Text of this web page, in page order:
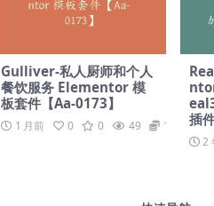
Gulliver-私人厨师和个人
餐饮服务 Elementor 模
板套件【Aa-0173】
1 月前 0 0 49 19.9
插
2